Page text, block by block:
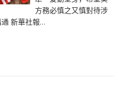
方務必慎之又慎對待涉
新華社報…